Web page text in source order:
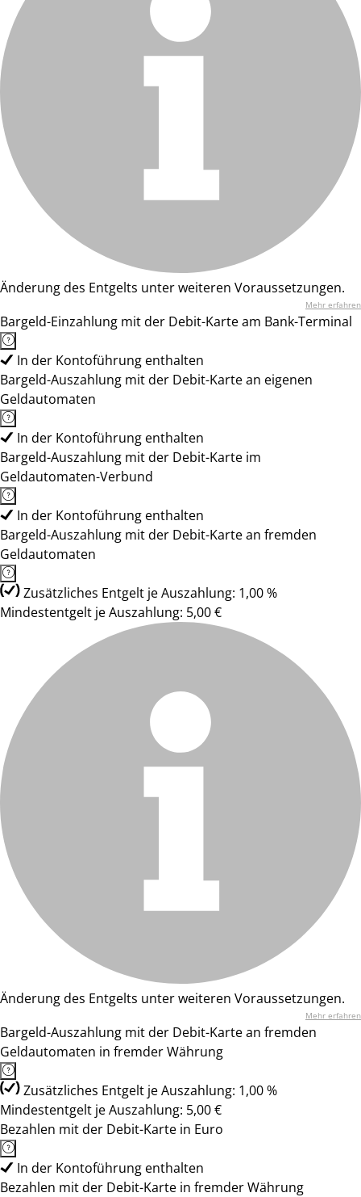
Änderung des Entgelts unter weiteren Voraussetzungen.
Mehr erfahren
Bargeld-Einzahlung mit der Debit-Karte am Bank-Terminal
In der Kontoführung enthalten
Bargeld-Auszahlung mit der Debit-Karte an eigenen
Geldautomaten
In der Kontoführung enthalten
Bargeld-Auszahlung mit der Debit-Karte im
Geldautomaten-Verbund
In der Kontoführung enthalten
Bargeld-Auszahlung mit der Debit-Karte an fremden
Geldautomaten
Zusätzliches Entgelt je Auszahlung: 1,00 %
Mindestentgelt je Auszahlung: 5,00 €
Änderung des Entgelts unter weiteren Voraussetzungen.
Mehr erfahren
Bargeld-Auszahlung mit der Debit-Karte an fremden
Geldautomaten in fremder Währung
Zusätzliches Entgelt je Auszahlung: 1,00 %
Mindestentgelt je Auszahlung: 5,00 €
Bezahlen mit der Debit-Karte in Euro
In der Kontoführung enthalten
Bezahlen mit der Debit-Karte in fremder Währung